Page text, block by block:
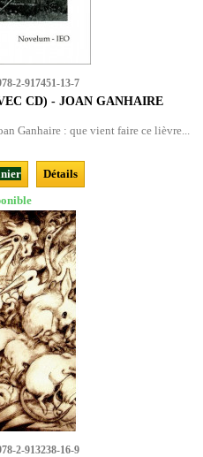
2-917451-13-7
CD) - JOAN GANHAIRE
Ganhaire : que vient faire ce lièvre...
Détails
2-913238-16-9